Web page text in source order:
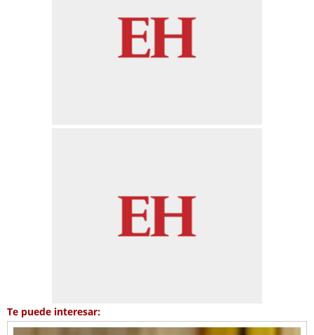
Te puede interesar: